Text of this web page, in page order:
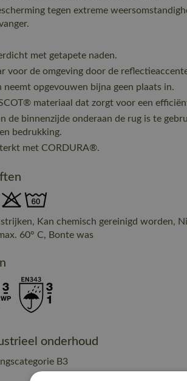
tegen extreme
met getapete naden.
voor de omgeving door de
neemt opgevouwen bijna geen plaats in.
materiaal dat zorgt voor een
de binnenzijde onderaan de rug is te
bedrukking.
met CORDURA®.
Kan chemisch gereinigd worden,
60° C, Bonte was
onderhoud
B3